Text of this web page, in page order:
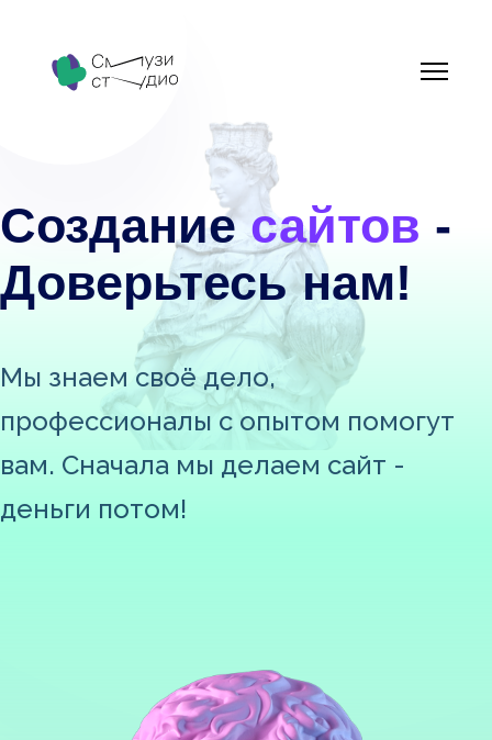
Созданиесайтов -
Доверьтесь нам!
Мы знаем своё дело,
профессионалы с опытом помогут
вам. Сначала мы делаем сайт -
деньги потом!